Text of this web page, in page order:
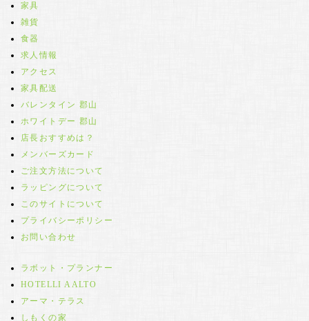
家具
雑貨
食器
求人情報
アクセス
家具配送
バレンタイン 郡山
ホワイトデー 郡山
店長おすすめは？
メンバーズカード
ご注文方法について
ラッピングについて
このサイトについて
プライバシーポリシー
お問い合わせ
ラボット・プランナー
HOTELLI AALTO
アーマ・テラス
しもくの家